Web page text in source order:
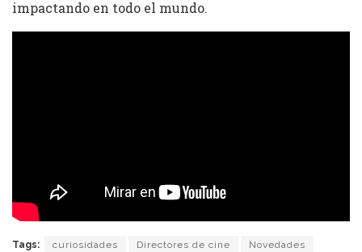
impactando en todo el mundo.
Tags: curiosidades Directores de cine Novedades